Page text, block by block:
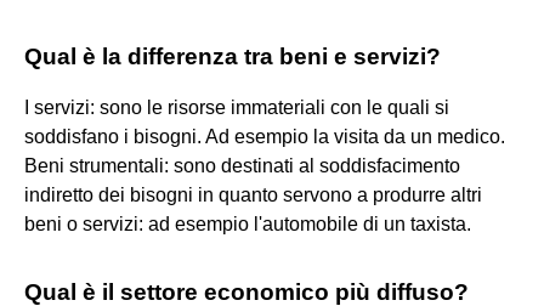
Qual è la differenza tra beni e servizi?
I servizi: sono le risorse immateriali con le quali si
soddisfano i bisogni. Ad esempio la visita da un medico.
Beni strumentali: sono destinati al soddisfacimento
indiretto dei bisogni in quanto servono a produrre altri
beni o servizi: ad esempio l'automobile di un taxista.
Qual è il settore economico più diffuso?